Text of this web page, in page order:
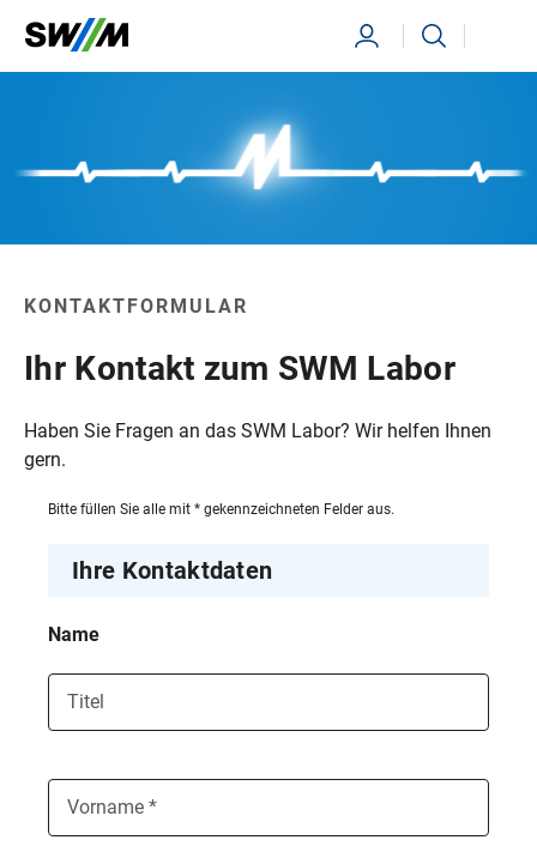
Ihr Suchbegriff Suchen
KONTAKTFORMULAR
Ihr Kontakt zum SWM Labor
Haben Sie Fragen an das SWM Labor? Wir helfen Ihnen
gern.
Bitte füllen Sie alle mit * gekennzeichneten Felder aus.
Ihre Kontaktdaten
Name
Titel
Vorname *